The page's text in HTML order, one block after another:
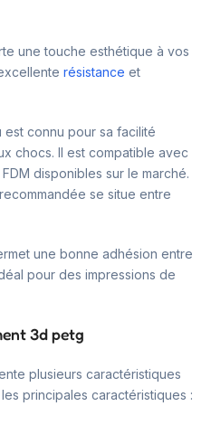
une touche esthétique à vos
résistance et
est connu pour sa facilité
chocs. Il est compatible avec
FDM disponibles sur le marché.
se situe entre
une bonne adhésion entre
pour des impressions de
3d petg
plusieurs caractéristiques
principales caractéristiques :